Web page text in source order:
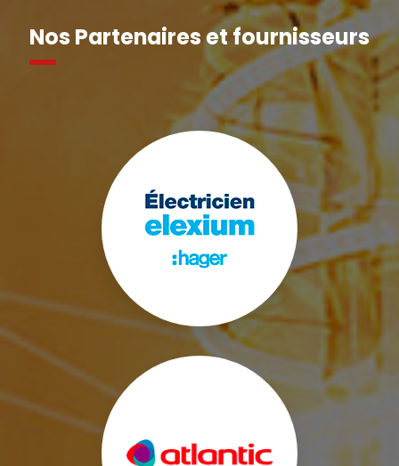
Nos Partenaires et fournisseurs